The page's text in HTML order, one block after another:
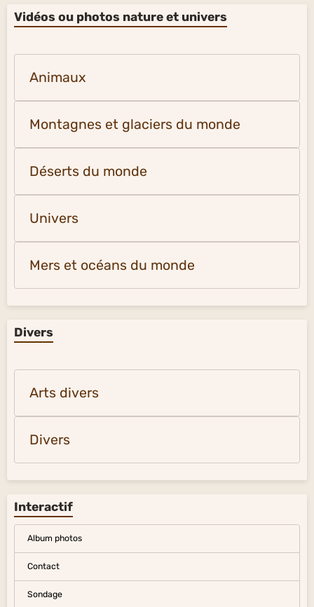
Vidéos ou photos nature et univers
Animaux
Montagnes et glaciers du monde
Déserts du monde
Univers
Mers et océans du monde
Divers
Arts divers
Divers
Interactif
Album photos
Contact
Sondage